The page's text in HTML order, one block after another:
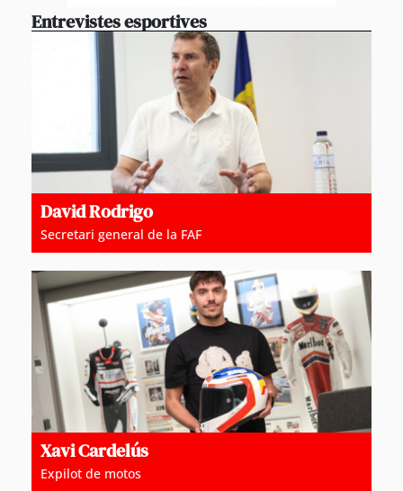
Entrevistes esportives
David Rodrigo
Secretari general de la FAF
Xavi Cardelús
Expilot de motos